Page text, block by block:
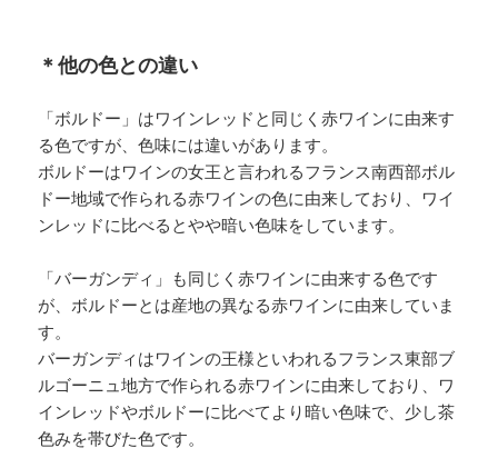
＊他の色との違い
「ボルドー」はワインレッドと同じく赤ワインに由来す
る色ですが、色味には違いがあります。
ボルドーはワインの女王と言われるフランス南西部ボル
ドー地域で作られる赤ワインの色に由来しており、ワイ
ンレッドに比べるとやや暗い色味をしています。
「バーガンディ」も同じく赤ワインに由来する色です
が、ボルドーとは産地の異なる赤ワインに由来していま
す。
バーガンディはワインの王様といわれるフランス東部ブ
ルゴーニュ地方で作られる赤ワインに由来しており、ワ
インレッドやボルドーに比べてより暗い色味で、少し茶
色みを帯びた色です。